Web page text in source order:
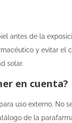
antes de la
y evitar el
solar.
en cuenta?
uso externo. No
de la